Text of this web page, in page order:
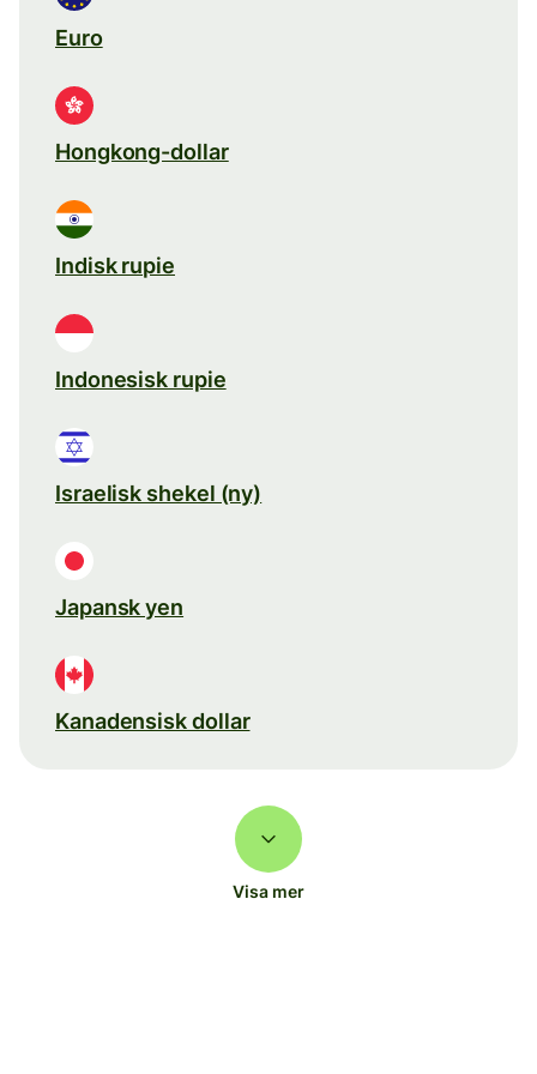
Euro
Hongkong-dollar
Indisk rupie
Indonesisk rupie
Israelisk shekel (ny)
Japansk yen
Kanadensisk dollar
Visa mer